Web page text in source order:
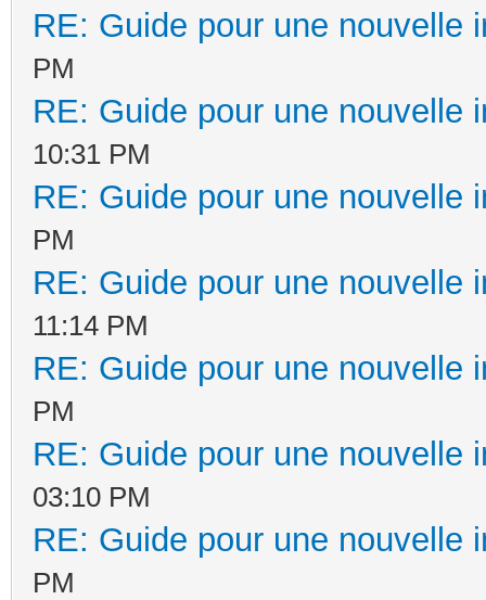
RE: Guide pour une nouvelle
PM
RE: Guide pour une nouvelle
10:31 PM
RE: Guide pour une nouvelle
PM
RE: Guide pour une nouvelle
11:14 PM
RE: Guide pour une nouvelle
PM
RE: Guide pour une nouvelle
03:10 PM
RE: Guide pour une nouvelle
PM